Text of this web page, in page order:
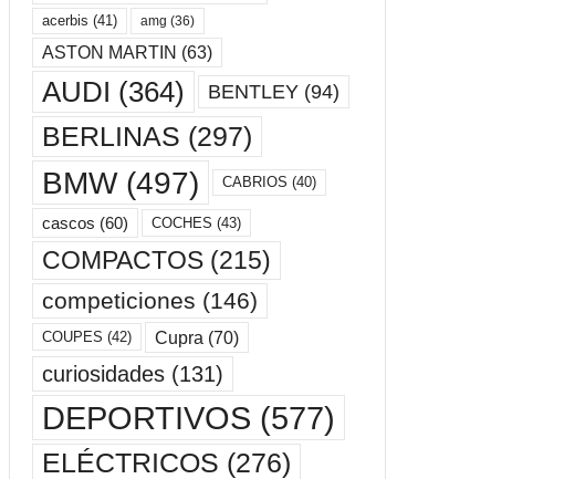
acerbis (41) amg (36)
ASTON MARTIN (63)
AUDI (364) BENTLEY(94)
BERLINAS (297)
BMW(497) CABRIOS (40)
cascos (60) COCHES (43)
COMPACTOS(215)
competiciones (146)
COUPES (42) Cupra (70)
curiosidades(131)
DEPORTIVOS (577)
ELÉCTRICOS (276)